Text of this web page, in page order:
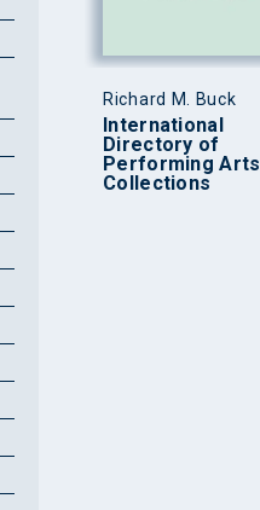
Richard M. Buck
International
Directory of
Performing Arts
Collections